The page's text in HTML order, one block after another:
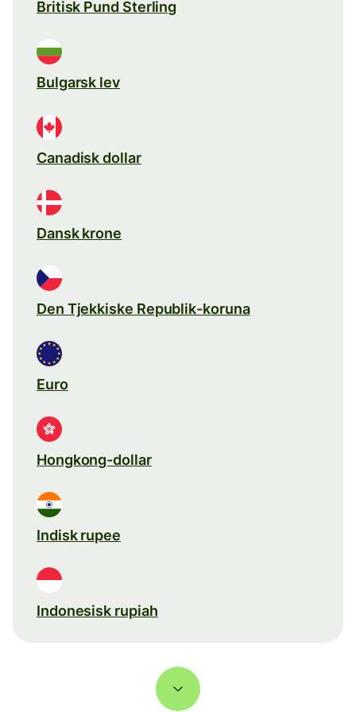
Britisk Pund Sterling
Bulgarsk lev
Canadisk dollar
Dansk krone
Den Tjekkiske Republik-koruna
Euro
Hongkong-dollar
Indisk rupee
Indonesisk rupiah